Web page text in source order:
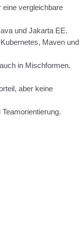
vergleichbare
und Jakarta EE.
Maven und
in Mischformen.
aber keine